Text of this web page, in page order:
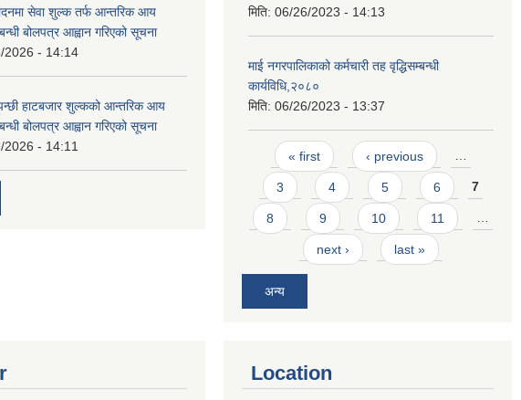
सेवा शुल्क तर्फ आन्तरिक आय
बोलपत्र आह्वान गरिएको सूचना
2026 - 14:14
हाटबजार शुल्कको आन्तरिक आय
बोलपत्र आह्वान गरिएको सूचना
2026 - 14:11
मिति: 06/26/2023 - 14:13
माई नगरपालिकाको कर्मचारी तह वृद्धिसम्बन्धी
कार्यविधि,२०८०
मिति: 06/26/2023 - 13:37
Pages
« first ‹ previous …
3 4 5 6 7
8 9 10 11 …
next › last »
अन्य
Location